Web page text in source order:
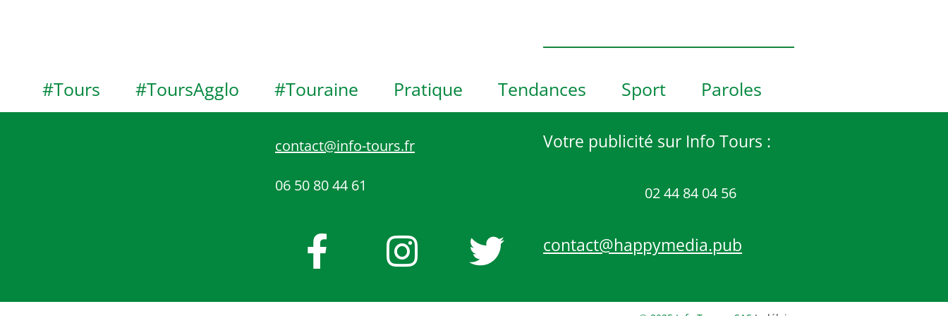
V
i
e
#Tours #ToursAgglo #Touraine Pratique Tendances Sport Paroles
contact@info-tours.fr
06 50 80 44 61
Votre publicité sur Info Tours :
02 44 84 04 56
contact@happymedia.pub